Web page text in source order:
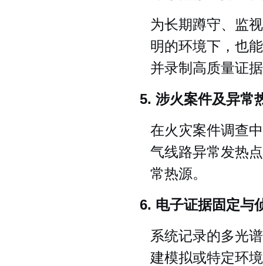
为长期蹲守、监
明的环境下，也
并录制高质量证
5. 涉火案件及异常
在火灾案件调查
气线路异常发热
常热源。
6. 电子证据固定与
系统记录的多光
建模拟或特定环